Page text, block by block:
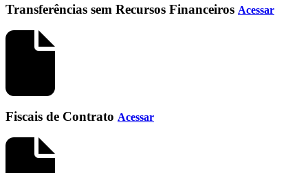
Transferências sem Recursos Financeiros Acessar
Fiscais de Contrato Acessar